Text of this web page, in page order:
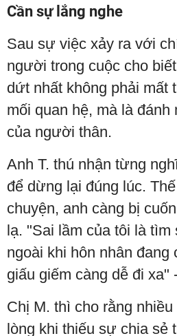
Cần sự lắng nghe
Sau sự việc xảy ra với
người trong cuộc cho
dứt nhất không phải mất
mối quan hệ, mà là
của người thân.
Anh T. thú nhận từng
để dừng lại đúng lúc.
chuyện, anh càng bị
lạ. "Sai lầm của tôi là tìm
ngoài khi hôn nhân đang
giấu giếm càng dễ đi xa"
Chị M. thì cho rằng
lòng khi thiếu sự chia sẻ